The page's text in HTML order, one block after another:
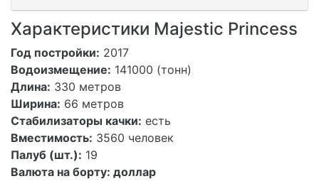
Характеристики Majestic Princess
Год постройки: 2017
Водоизмещение: 141000 (тонн)
Длина: 330 метров
Ширина: 66 метров
Стабилизаторы качки: есть
Вместимость: 3560 человек
Палуб (шт.): 19
Валюта на борту: доллар